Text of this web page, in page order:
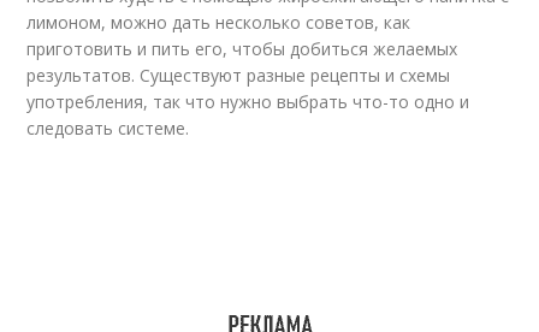
лимоном, можно дать несколько советов, как
приготовить и пить его, чтобы добиться желаемых
результатов. Существуют разные рецепты и схемы
употребления, так что нужно выбрать что-то одно и
следовать системе.